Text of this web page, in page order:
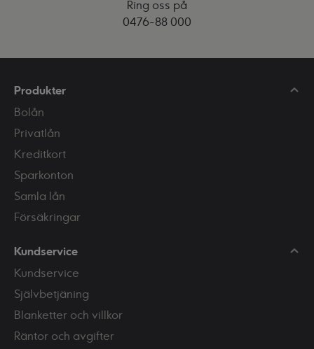
Ring oss på
0476-88 000
Produkter
Bolån
Privatlån
Kreditkort
Sparkonton
Samla lån
Försäkringar
Kundservice
Kundservice
Självbetjäning
Blanketter och villkor
Räntor och avgifter